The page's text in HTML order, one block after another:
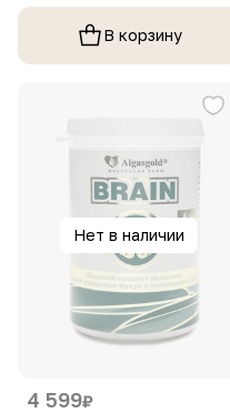
В корзину
Нет в наличии
4 599₽